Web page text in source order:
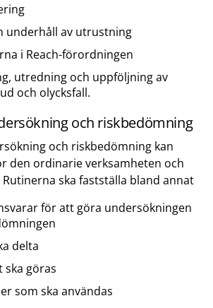
underhåll av utrustning
i Reach-förordningen
utredning och uppföljning av
och olycksfall.
och riskbedömning
och riskbedömning kan
den ordinarie verksamheten och
ska fastställa bland annat
för att göra undersökningen
delta
ska göras
som ska användas